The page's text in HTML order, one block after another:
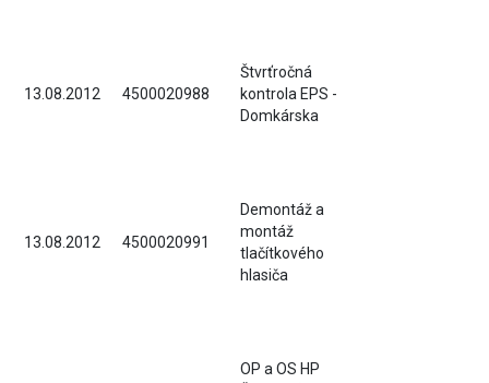
13.08.2012 4500020988
Štvrťročná
kontrola EPS -
Domkárska
13.08.2012 4500020991
Demontáž a
montáž
tlačítkového
hlasiča
OP a OS HP